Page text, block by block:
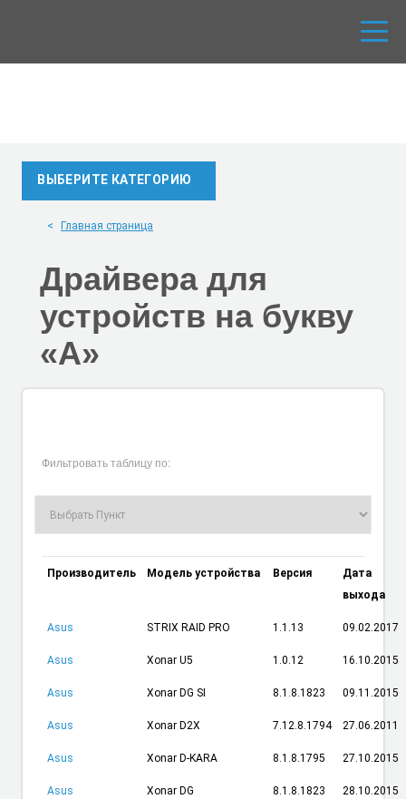
ВЫБЕРИТЕ КАТЕГОРИЮ
Главная страница
Драйвера для
устройств на букву
«A»
Фильтровать таблицу по:
Производитель Модель устройства Версия
Дата
выхода
Asus STRIX RAID PRO 1.1.13 09.02.2017
Asus Xonar U5 1.0.12 16.10.2015
Asus Xonar DG SI 8.1.8.1823 09.11.2015
Asus Xonar D2X 7.12.8.1794 27.06.2011
Asus Xonar D-KARA 8.1.8.1795 27.10.2015
Asus Xonar DG 8.1.8.1823 28.10.2015